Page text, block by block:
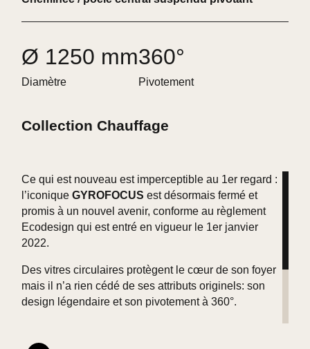
Ø 1250 mm
Diamètre
360°
Pivotement
Collection Chauffage
Ce qui est nouveau est imperceptible au 1er regard :
l’iconiqueGYROFOCUS est désormais fermé et
promis à un nouvel avenir, conforme au règlement
Ecodesign qui est entré en vigueur le 1er janvier
2022.
Des vitres circulaires protègent le cœur de son foyer
mais il n’a rien cédé de ses attributs originels: son
design légendaire et son pivotement à 360°.
FOCUS signe encore une fois une prouesse